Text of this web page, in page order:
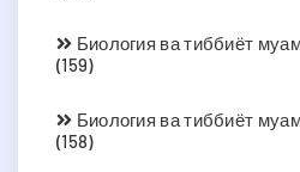
Биология ва тиббиёт
(159)
Биология ва тиббиёт
(158)